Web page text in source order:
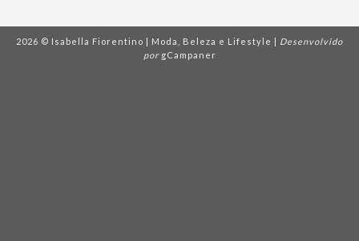
2026 © Isabella Fiorentino | Moda, Beleza e Lifestyle | Desenvolvido
por gCampaner